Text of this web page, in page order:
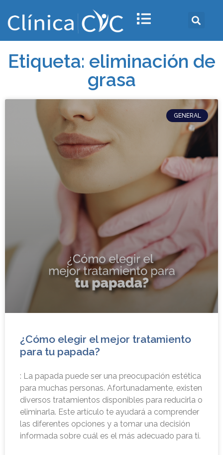
Etiqueta: eliminación de
grasa
GENERAL
¿Cómo elegir el mejor tratamiento
para tu papada?
: La papada puede ser una preocupación estética
para muchas personas. Afortunadamente, existen
diversos tratamientos disponibles para reducirla o
eliminarla. Este artículo te ayudará a comprender
las diferentes opciones y a tomar una decisión
informada sobre cuál es el más adecuado para ti.